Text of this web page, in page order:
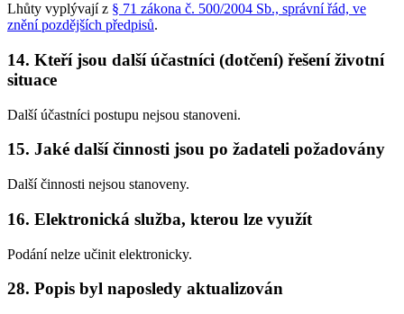
Lhůty vyplývají z § 71 zákona č. 500/2004 Sb., správní řád, ve
znění pozdějších předpisů.
14. Kteří jsou další účastníci (dotčení) řešení životní
situace
Další účastníci postupu nejsou stanoveni.
15. Jaké další činnosti jsou po žadateli požadovány
Další činnosti nejsou stanoveny.
16. Elektronická služba, kterou lze využít
Podání nelze učinit elektronicky.
28. Popis byl naposledy aktualizován